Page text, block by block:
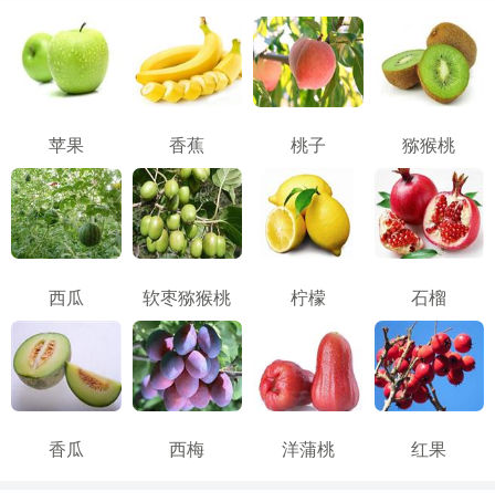
苹果 香蕉 桃子 猕猴桃
西瓜 软枣猕猴桃 柠檬 石榴
香瓜 西梅 洋蒲桃 红果